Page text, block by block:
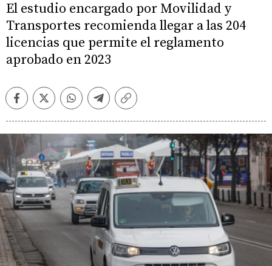
El estudio encargado por Movilidad y
Transportes recomienda llegar a las 204
licencias que permite el reglamento
aprobado en 2023
FacebookTwitterWhatsappTelegramCopiar